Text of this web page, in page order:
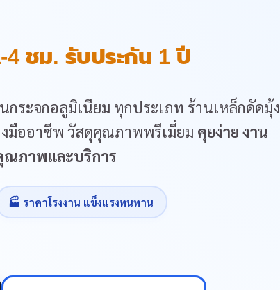
ชม. รับประกัน 1 ปี
กระจกอลูมิเนียม ทุกประเภท ร้านเหล็กดัดมุ้ง
มืออาชีพ วัสดุคุณภาพพรีเมี่ยม คุยง่าย งาน
ณภาพและบริการ
🏭 ราคาโรงงาน แข็งแรงทนทาน